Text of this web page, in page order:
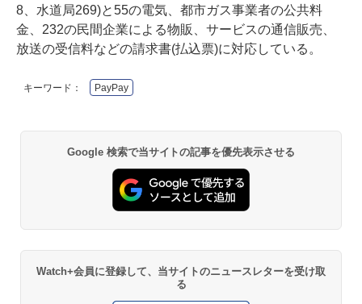
8、水道局269)と55の電気、都市ガス事業者の公共料
金、232の民間企業による物販、サービスの通信販売、
放送の受信料などの請求書(払込票)に対応している。
キーワード： PayPay
Google 検索で当サイトの記事を優先表示させる
Watch+会員に登録して、当サイトのニュースレターを受け取
る